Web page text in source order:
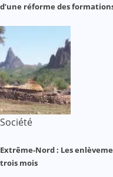
d’une réforme des
Société
Extrême-Nord : Les
trois mois